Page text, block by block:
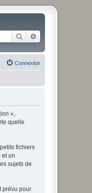
Rechercher
Connexion
»,
quelle
fichiers
et un
sujets de
prévu pour